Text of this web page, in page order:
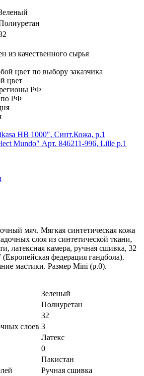
цвет
по РФ
HB 1000", Синт.Кожа, р.1
Mundo" Арт. 846211-996, Lille р.1
мяч. Мягкая синтетическая кожа
слоя из синтетической ткани,
латексная камера, ручная сшивка, 32
федерация гандбола).
мастики. Размер Mini (р.0).
Зеленый
Полиуретан
32
слоев 3
Латекс
0
Пакистан
Ручная сшивка